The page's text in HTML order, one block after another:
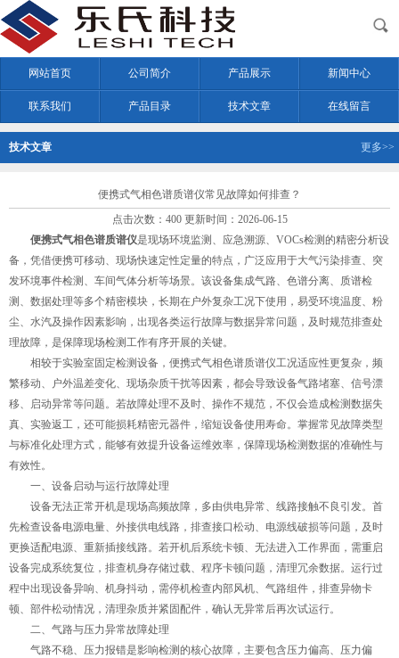
网站首页 公司简介 产品展示 新闻中心
联系我们 产品目录 技术文章 在线留言
技术文章 更多>>
便携式气相色谱质谱仪常见故障如何排查？
点击次数：400 更新时间：2026-06-15
便携式气相色谱质谱仪是现场环境监测、应急溯源、VOCs检测的精密分析设
备，凭借便携可移动、现场快速定性定量的特点，广泛应用于大气污染排查、突
发环境事件检测、车间气体分析等场景。该设备集成气路、色谱分离、质谱检
测、数据处理等多个精密模块，长期在户外复杂工况下使用，易受环境温度、粉
尘、水汽及操作因素影响，出现各类运行故障与数据异常问题，及时规范排查处
理故障，是保障现场检测工作有序开展的关键。
相较于实验室固定检测设备，便携式气相色谱质谱仪工况适应性更复杂，频
繁移动、户外温差变化、现场杂质干扰等因素，都会导致设备气路堵塞、信号漂
移、启动异常等问题。若故障处理不及时、操作不规范，不仅会造成检测数据失
真、实验返工，还可能损耗精密元器件，缩短设备使用寿命。掌握常见故障类型
与标准化处理方式，能够有效提升设备运维效率，保障现场检测数据的准确性与
有效性。
一、设备启动与运行故障处理
设备无法正常开机是现场高频故障，多由供电异常、线路接触不良引发。首
先检查设备电源电量、外接供电线路，排查接口松动、电源线破损等问题，及时
更换适配电源、重新插接线路。若开机后系统卡顿、无法进入工作界面，需重启
设备完成系统复位，排查机身存储过载、程序卡顿问题，清理冗余数据。运行过
程中出现设备异响、机身抖动，需停机检查内部风机、气路组件，排查异物卡
顿、部件松动情况，清理杂质并紧固配件，确认无异常后再次试运行。
二、气路与压力异常故障处理
气路不稳、压力报错是影响检测的核心故障，主要包含压力偏高、压力偏